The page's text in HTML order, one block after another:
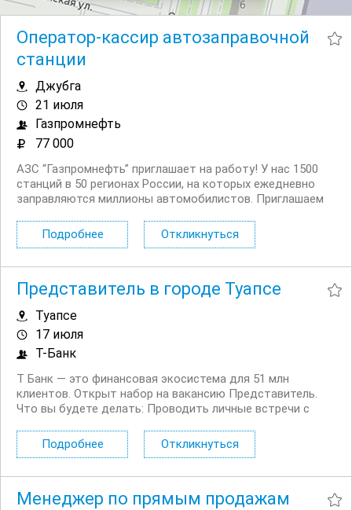
Оператор-кассир автозаправочной
станции
Джубга
21 июля
Газпромнефть
77 000
АЗС “Газпромнефть” приглашает на работу! У нас 1500
станций в 50 регионах России, на которых ежедневно
заправляются миллионы автомобилистов. Приглашаем
удовольствием и получайте бонусы для себя и семьи.
Мы предлагаем: стабильность; ...
Подробнее Откликнуться
Представитель в городе Туапсе
Туапсе
17 июля
Т-Банк
Т Банк — это финансовая экосистема для 51 млн
клиентов. Открыт набор на вакансию Представитель.
Что вы будете делать: Проводить личные встречи с
клиентов в финансовых вопросах. Продавать
дополнительные услуги и продукты...
Подробнее Откликнуться
Менеджер по прямым продажам